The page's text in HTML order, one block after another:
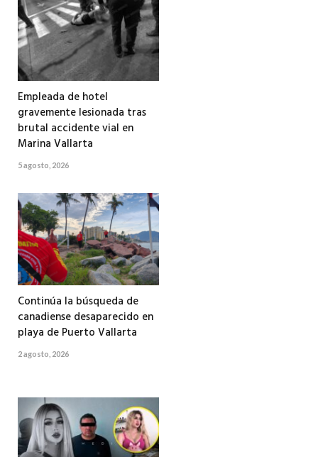
Empleada de hotel
gravemente lesionada tras
brutal accidente vial en
Marina Vallarta
5 agosto, 2026
Continúa la búsqueda de
canadiense desaparecido en
playa de Puerto Vallarta
2 agosto, 2026